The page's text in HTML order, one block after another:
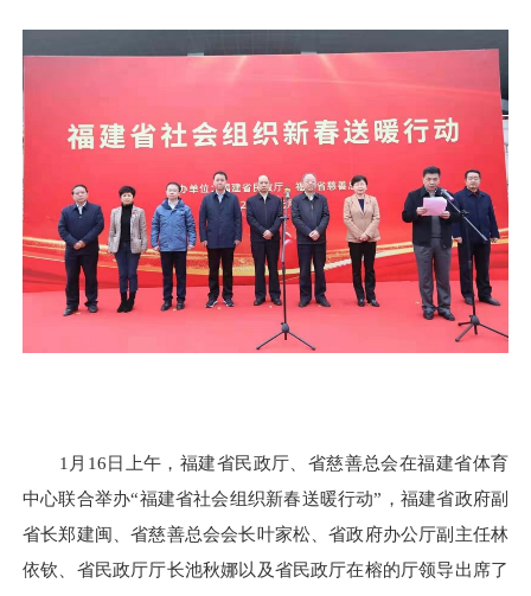
1月16日上午，福建省民政厅、省慈善总会在福建省体育
中心联合举办“福建省社会组织新春送暖行动”，福建省政府副
省长郑建闽、省慈善总会会长叶家松、省政府办公厅副主任林
依钦、省民政厅厅长池秋娜以及省民政厅在榕的厅领导出席了